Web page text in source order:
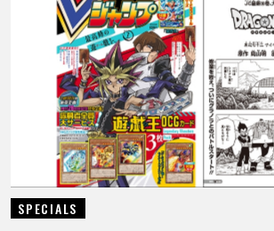
SPECIALS